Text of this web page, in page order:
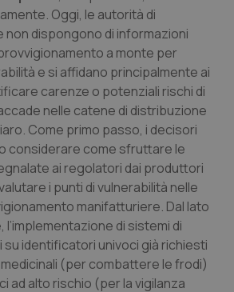
Oggi, le autorità di
dispongono di informazioni
a monte per
e si affidano principalmente ai
carenze o potenziali rischi di
nelle catene di distribuzione
Come primo passo, i decisori
considerare come sfruttare le
ai regolatori dai produttori
i punti di vulnerabilità nelle
manifatturiere. Dal lato
di sistemi di
identificatori univoci già richiesti
(per combattere le frodi)
ad alto rischio (per la vigilanza